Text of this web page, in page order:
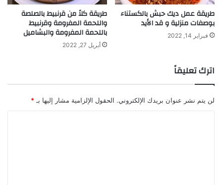
طريقة عمل ديك حبش بالكستناء
بوصفات منزلية و قد الأيد
فبراير 14, 2022
طريقة كلاً من قرنبيط بالصلصة
واللحمة المفرومة وقرنبيط
باللحمة المفرومة والبشاميل
أبريل 27, 2022
اترك تعليقاً
لن يتم نشر عنوان بريدك الإلكتروني. الحقول الإلزامية مشار إليها بـ *